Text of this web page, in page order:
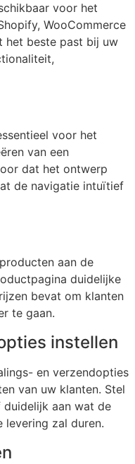
voor het
WooCommerce
het beste past bij uw
voor het
van een
dat het ontwerp
de navigatie intuïtief
aan de
duidelijke
bevat om klanten
te gaan.
instellen
en verzendopties
van uw klanten. Stel
aan wat de
levering zal duren.